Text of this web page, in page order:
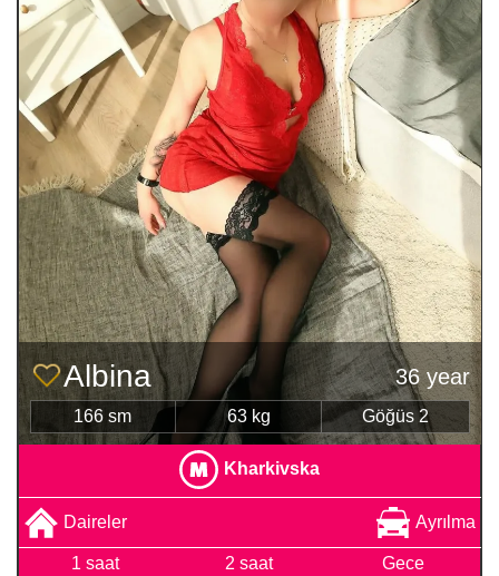
Albina 36 year
166 sm 63 kg Göğüs 2
Kharkivska
Daireler Ayrılma
1 saat
2 saat
Gece